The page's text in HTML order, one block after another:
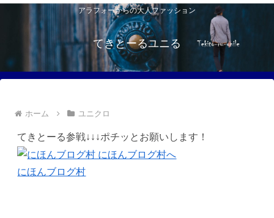
アラフォーからの大人ファッション
てきとーるユニる
ホーム ユニクロ
てきとーる参戦↓↓↓ポチッとお願いします！
にほんブログ村